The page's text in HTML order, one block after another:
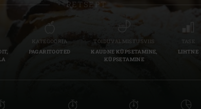
Slovenia | Slovenija
Spain | España
Sweden | Sverige
Switzerland
Switzerland |
RETSEPT
KATEGOORIA
PAGARITOOTED
TOIDUVALMISTUSVIIS
KAUDNE KÜPSETAMINE,
KÜPSETAMINE
TASE
LIHTNE